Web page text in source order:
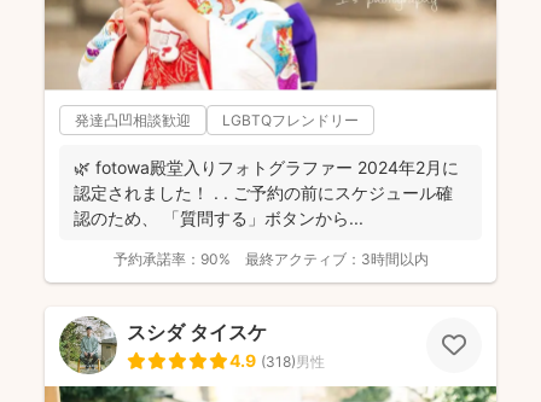
発達凸凹相談歓迎 LGBTQフレンドリー
🌿 fotowa殿堂入りフォトグラファー 2024年2月に
認定されました！ . . ご予約の前にスケジュール確
認のため、 「質問する」ボタンから...
予約承諾率： 90% 最終アクティブ： 3時間以内
スシダ タイスケ
4.9 (318)男性